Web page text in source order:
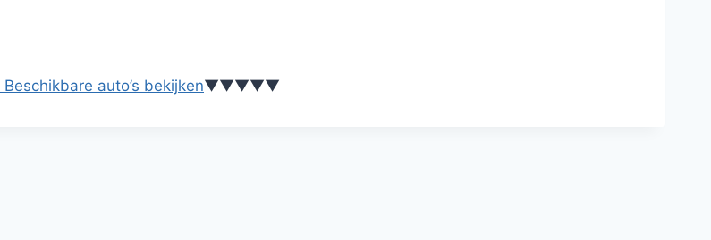
Beschikbare auto’s bekijken▼▼▼▼▼